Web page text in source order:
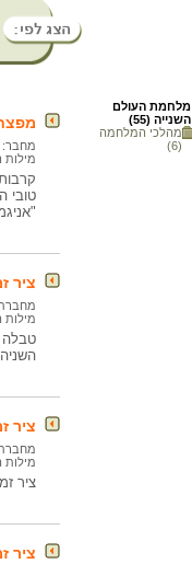
מלחמת העולם
השנייה (55)
מהלכי המלחמה
(6)
מחבר:
טובי
ציר
טבלה
ציר
ציר
ציר